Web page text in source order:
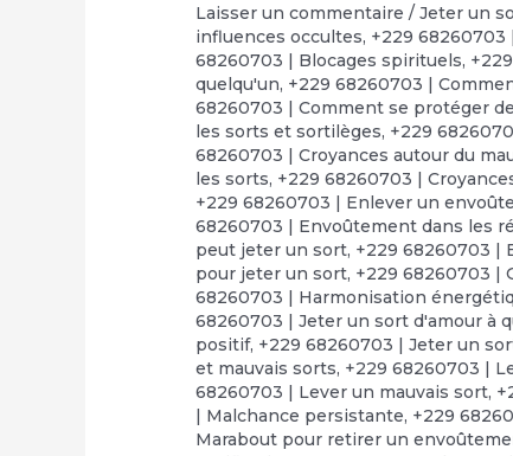
Laisser un commentaire /Jeter un
influences occultes, +229
68260703 | Blocages spirituels,
quelqu'un, +229 68260703 |
68260703 | Comment se protéger
les sorts et sortilèges, +229
68260703 | Croyances autour du
les sorts, +229 68260703 |
+229 68260703 | Enlever un
68260703 | Envoûtement dans les
peut jeter un sort, +229 68260703 |
pour jeter un sort, +229 68260703 |
68260703 | Harmonisation
68260703 | Jeter un sort d'amour à
positif, +229 68260703 | Jeter un
et mauvais sorts, +229 68260703 |
68260703 | Lever un mauvais sort,
| Malchance persistante, +229
Marabout pour retirer un